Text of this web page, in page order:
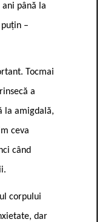
până la
–
Tocmai
a
la amigdală,
ceva
când
corpului
dar